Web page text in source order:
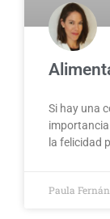
Si hay una
la felicidad
Paula